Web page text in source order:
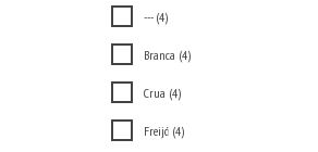
--- (4)
Branca (4)
Crua (4)
Freijó (4)